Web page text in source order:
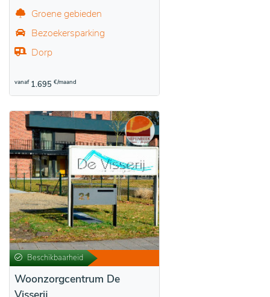
Groene gebieden
Bezoekersparking
Dorp
vanaf 1.695 €/maand
Beschikbaarheid
Woonzorgcentrum De